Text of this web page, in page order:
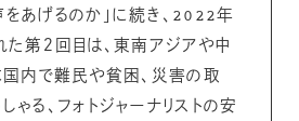
あげるのか」に続き、2022年
第２回目は、東南アジアや中
国内で難民や貧困、災害の取
ゃる、フォトジャーナリストの安